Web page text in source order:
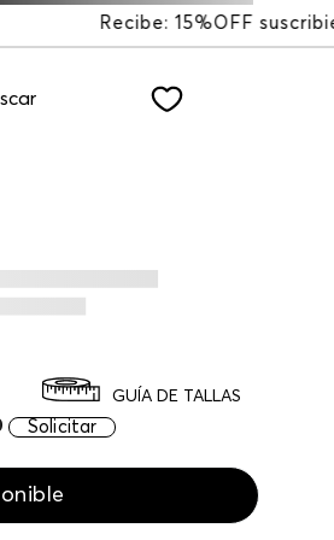
NEWSLETTER
Solicitar
GUÍA DE TALLAS